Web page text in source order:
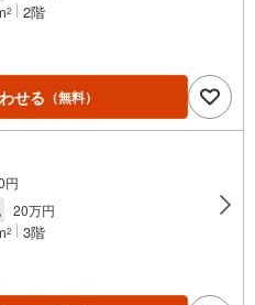
2 2階
せる （無料）
円
20万円
2 3階